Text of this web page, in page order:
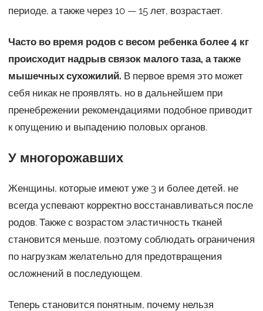
периоде, а также через 10 — 15 лет, возрастает.
Часто во время родов с весом ребенка более 4 кг
происходит надрыв связок малого таза, а также
мышечных сухожилий. В первое время это может
себя никак не проявлять, но в дальнейшем при
пренебрежении рекомендациями подобное приводит
к опущению и выпадению половых органов.
У многорожавших
Женщины, которые имеют уже 3 и более детей, не
всегда успевают корректно восстанавливаться после
родов. Также с возрастом эластичность тканей
становится меньше, поэтому соблюдать ограничения
по нагрузкам желательно для предотвращения
осложнений в последующем.
Теперь становится понятным, почему нельзя